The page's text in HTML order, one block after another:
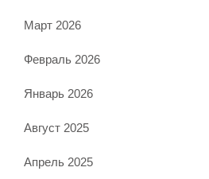
Март 2026
Февраль 2026
Январь 2026
Август 2025
Апрель 2025